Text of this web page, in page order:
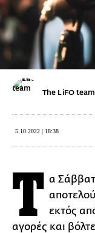
The LiFO team
5.10.2022 | 18:38
Τ α
εκτός
αγορές και